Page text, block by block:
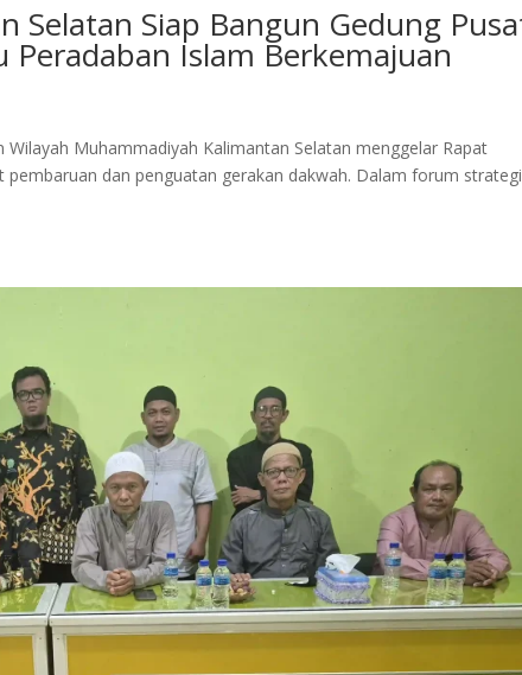
Selatan Siap Bangun Gedung
Islam Berkemajuan
Muhammadiyah Kalimantan Selatan menggelar Rapat
pembaruan dan penguatan gerakan dakwah. Dalam forum